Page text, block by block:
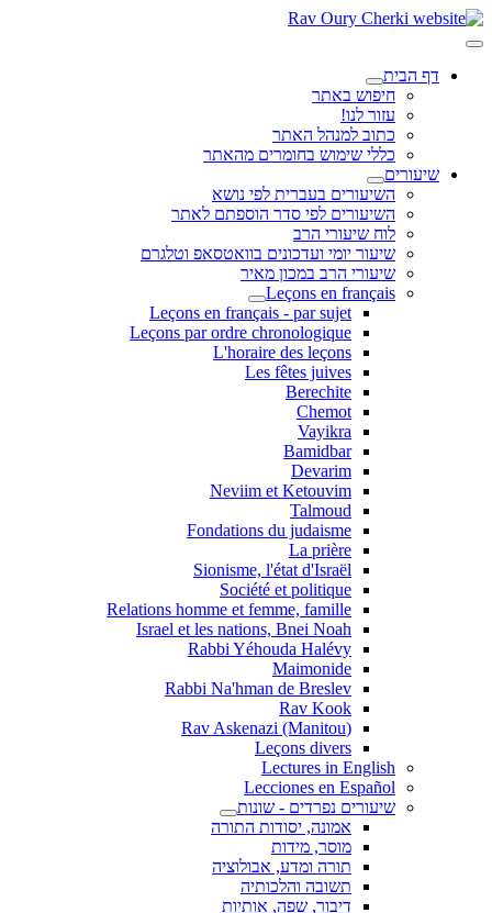
דף הבית
חיפוש באתר
עזור לנו!
כתוב למנהל האתר
כללי שימוש בחומרים מהאתר
שיעורים
השיעורים בעברית לפי נושא
השיעורים לפי סדר הוספתם לאתר
לוח שיעורי הרב
שיעור יומי ועדכונים בוואטסאפ וטלגרם
שיעורי הרב במכון מאיר
Leçons en français
Leçons en français - par sujet
Leçons par ordre chronologique
L'horaire des leçons
Les fêtes juives
Berechite
Chemot
Vayikra
Bamidbar
Devarim
Neviim et Ketouvim
Talmoud
Fondations du judaisme
La prière
Sionisme, l'état d'Israël
Société et politique
Relations homme et femme, famille
Israel et les nations, Bnei Noah
Rabbi Yéhouda Halévy
Maimonide
Rabbi Na'hman de Breslev
Rav Kook
(Rav Askenazi (Manitou
Leçons divers
Lectures in English
Lecciones en Español
שיעורים נפרדים - שונות
אמונה, יסודות התורה
מוסר, מידות
תורה ומדע, אבולוציה
תשובה והלכותיה
דיבור, שפה, אותיות